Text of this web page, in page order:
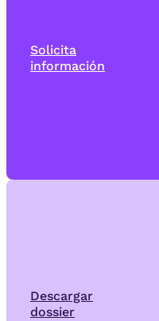
Solicita
información
Descargar
dossier